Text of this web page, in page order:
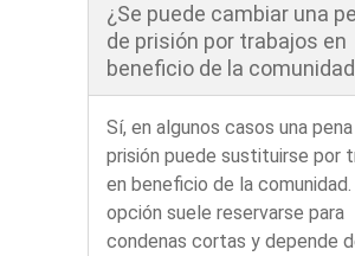
¿Se puede cambiar una
de prisión por trabajos en
beneficio de la
Sí, en algunos casos una
prisión puede sustituirse por
en beneficio de la
opción suele reservarse para
condenas cortas y depende